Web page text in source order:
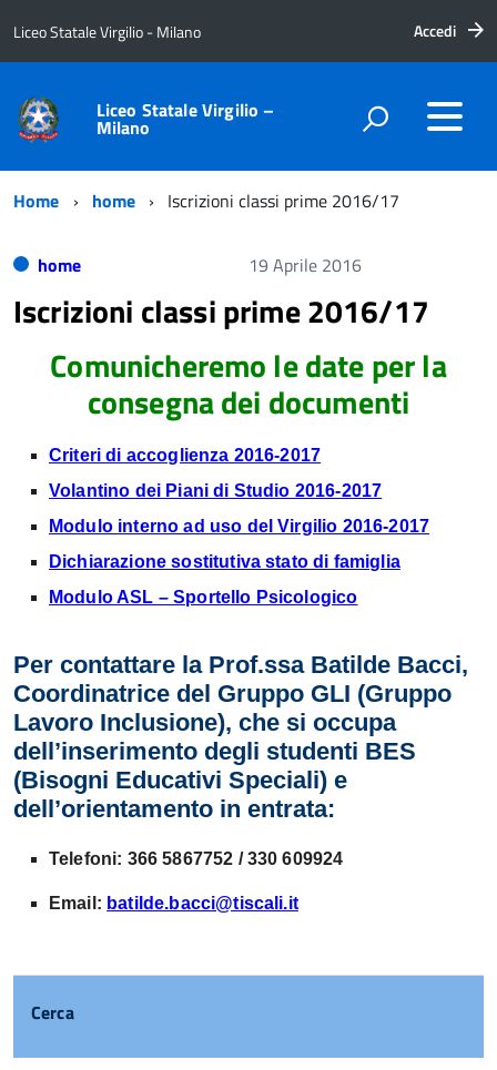
Liceo Statale Virgilio - Milano Accedi
Liceo Statale Virgilio –
Milano
Home home Iscrizioni classi prime 2016/17
home 19 Aprile 2016
Iscrizioni classi prime 2016/17
Comunicheremo le date per la
consegna dei documenti
Criteri di accoglienza 2016-2017
Volantino dei Piani di Studio 2016-2017
Modulo interno ad uso del Virgilio 2016-2017
Dichiarazione sostitutiva stato di famiglia
Modulo ASL – Sportello Psicologico
Per contattare la Prof.ssa Batilde Bacci,
Coordinatrice del Gruppo GLI (Gruppo
Lavoro Inclusione), che si occupa
dell’inserimento degli studenti BES
(Bisogni Educativi Speciali) e
dell’orientamento in entrata:
Telefoni: 366 5867752 / 330 609924
Email: batilde.bacci@tiscali.it
Cerca